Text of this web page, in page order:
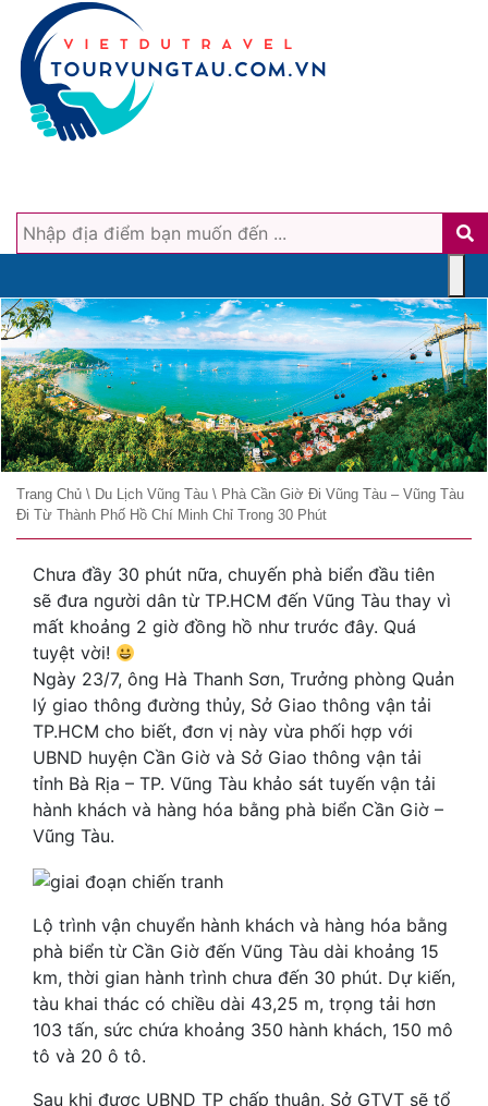
Trang Chủ \ Du Lịch Vũng Tàu \ Phà Cần Giờ Đi Vũng Tàu – Vũng Tàu
Đi Từ Thành Phố Hồ Chí Minh Chỉ Trong 30 Phút
Chưa đầy 30 phút nữa, chuyến phà biển đầu tiên
sẽ đưa người dân từ TP.HCM đến Vũng Tàu thay vì
mất khoảng 2 giờ đồng hồ như trước đây. Quá
tuyệt vời!
Ngày 23/7, ông Hà Thanh Sơn, Trưởng phòng Quản
lý giao thông đường thủy, Sở Giao thông vận tải
TP.HCM cho biết, đơn vị này vừa phối hợp với
UBND huyện Cần Giờ và Sở Giao thông vận tải
tỉnh Bà Rịa – TP. Vũng Tàu khảo sát tuyến vận tải
hành khách và hàng hóa bằng phà biển Cần Giờ –
Vũng Tàu.
Lộ trình vận chuyển hành khách và hàng hóa bằng
phà biển từ Cần Giờ đến Vũng Tàu dài khoảng 15
km, thời gian hành trình chưa đến 30 phút. Dự kiến,
tàu khai thác có chiều dài 43,25 m, trọng tải hơn
103 tấn, sức chứa khoảng 350 hành khách, 150 mô
tô và 20 ô tô.
Sau khi được UBND TP chấp thuận, Sở GTVT sẽ tổ